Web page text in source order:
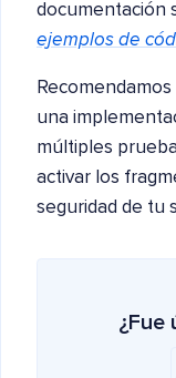
documentación
ejemplos de
una
múltiples
activar los
seguridad de tu
¿Fue